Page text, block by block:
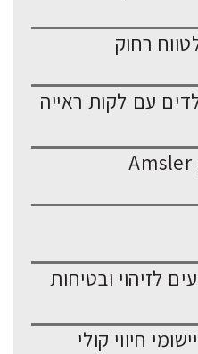
רחוק
עם לקות ראייה
לזיהוי ובטיחות
חיווי קולי